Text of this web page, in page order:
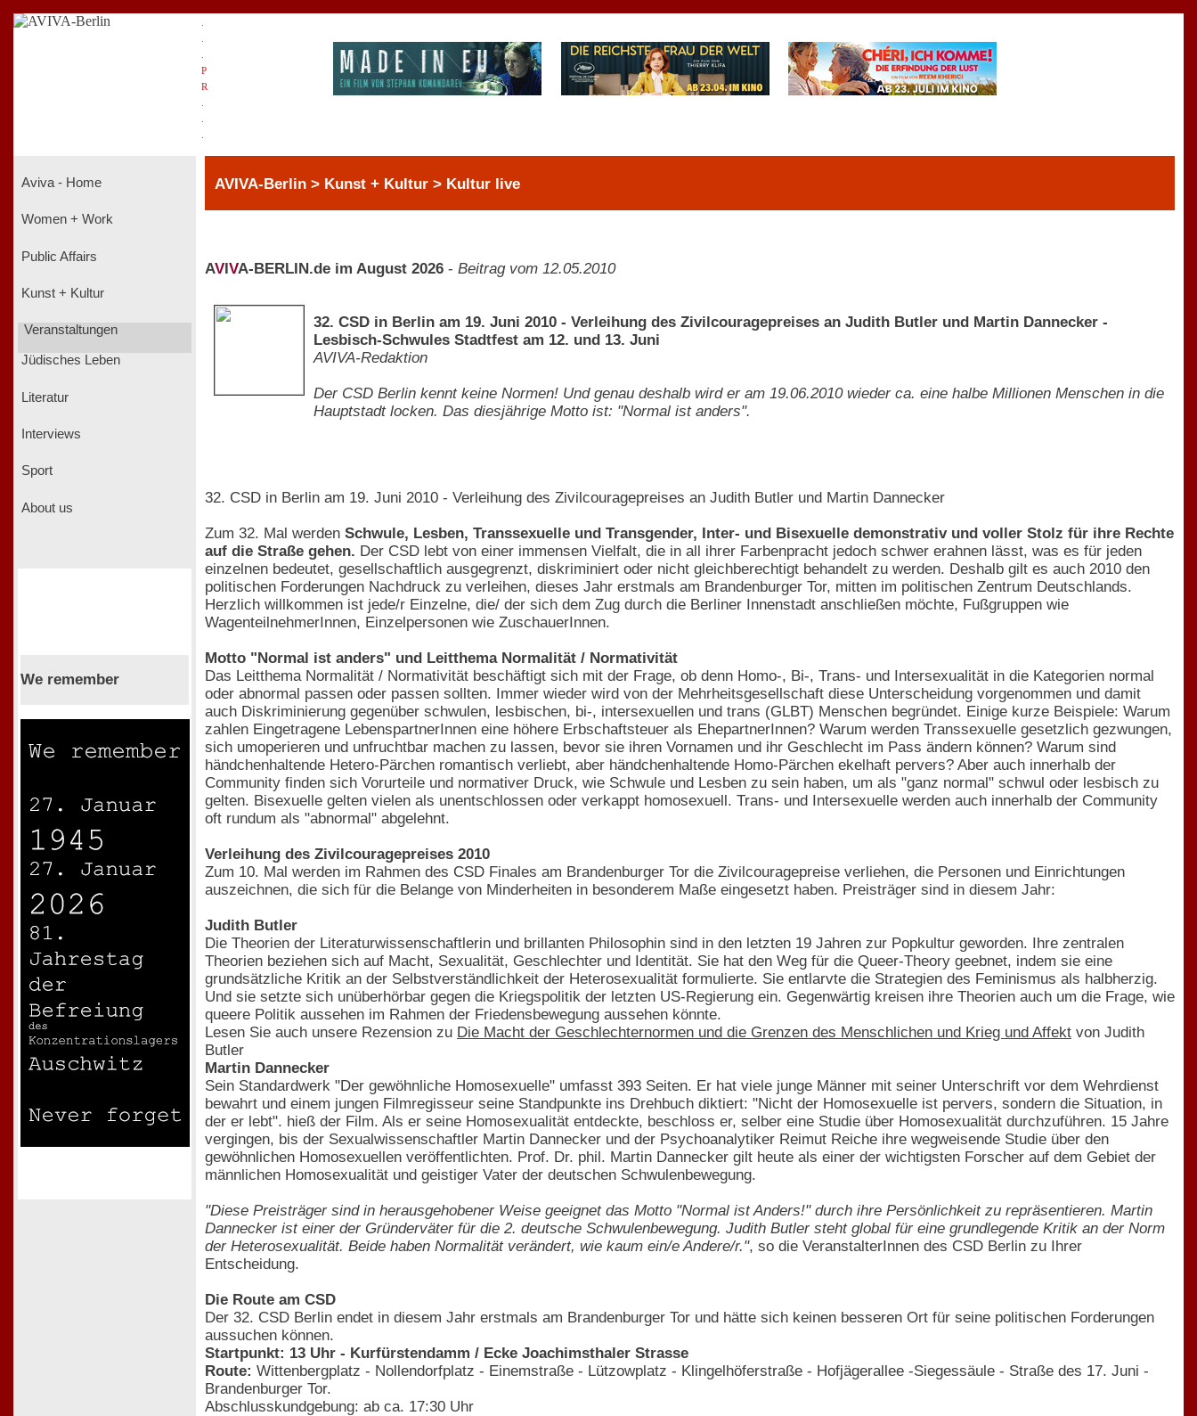
P
R
Aviva - Home
Women + Work
Public Affairs
Kunst + Kultur
Veranstaltungen
Jüdisches Leben
Literatur
Interviews
Sport
About us
We remember
AVIVA-Berlin > Kunst + Kultur > Kultur live
AV VA-BERLIN.de im August 2026 - Beitrag vom 12.05.2010
32. CSD in Berlin am 19. Juni 2010 - Verleihung des Zivilcouragepreises an Judith Butler und Martin Dannecker -
Lesbisch-Schwules Stadtfest am 12. und 13. Juni
AVIVA-Redaktion
Der CSD Berlin kennt keine Normen! Und genau deshalb wird er am 19.06.2010 wieder ca. eine halbe Millionen Menschen in die
Hauptstadt locken. Das diesjährige Motto ist: "Normal ist anders".
32. CSD in Berlin am 19. Juni 2010 - Verleihung des Zivilcouragepreises an Judith Butler und Martin Dannecker
Zum 32. Mal werden Schwule, Lesben, Transsexuelle und Transgender, Inter- und Bisexuelle demonstrativ und voller Stolz für ihre Rechte
auf die Straße gehen. Der CSD lebt von einer immensen Vielfalt, die in all ihrer Farbenpracht jedoch schwer erahnen lässt, was es für jeden
einzelnen bedeutet, gesellschaftlich ausgegrenzt, diskriminiert oder nicht gleichberechtigt behandelt zu werden. Deshalb gilt es auch 2010 den
politischen Forderungen Nachdruck zu verleihen, dieses Jahr erstmals am Brandenburger Tor, mitten im politischen Zentrum Deutschlands.
Herzlich willkommen ist jede/r Einzelne, die/ der sich dem Zug durch die Berliner Innenstadt anschließen möchte, Fußgruppen wie
WagenteilnehmerInnen, Einzelpersonen wie ZuschauerInnen.
Motto "Normal ist anders" und Leitthema Normalität / Normativität
Das Leitthema Normalität / Normativität beschäftigt sich mit der Frage, ob denn Homo-, Bi-, Trans- und Intersexualität in die Kategorien normal
oder abnormal passen oder passen sollten. Immer wieder wird von der Mehrheitsgesellschaft diese Unterscheidung vorgenommen und damit
auch Diskriminierung gegenüber schwulen, lesbischen, bi-, intersexuellen und trans (GLBT) Menschen begründet. Einige kurze Beispiele: Warum
zahlen Eingetragene LebenspartnerInnen eine höhere Erbschaftsteuer als EhepartnerInnen? Warum werden Transsexuelle gesetzlich gezwungen,
sich umoperieren und unfruchtbar machen zu lassen, bevor sie ihren Vornamen und ihr Geschlecht im Pass ändern können? Warum sind
händchenhaltende Hetero-Pärchen romantisch verliebt, aber händchenhaltende Homo-Pärchen ekelhaft pervers? Aber auch innerhalb der
Community finden sich Vorurteile und normativer Druck, wie Schwule und Lesben zu sein haben, um als "ganz normal" schwul oder lesbisch zu
gelten. Bisexuelle gelten vielen als unentschlossen oder verkappt homosexuell. Trans- und Intersexuelle werden auch innerhalb der Community
oft rundum als "abnormal" abgelehnt.
Verleihung des Zivilcouragepreises 2010
Zum 10. Mal werden im Rahmen des CSD Finales am Brandenburger Tor die Zivilcouragepreise verliehen, die Personen und Einrichtungen
auszeichnen, die sich für die Belange von Minderheiten in besonderem Maße eingesetzt haben. Preisträger sind in diesem Jahr:
Judith Butler
Die Theorien der Literaturwissenschaftlerin und brillanten Philosophin sind in den letzten 19 Jahren zur Popkultur geworden. Ihre zentralen
Theorien beziehen sich auf Macht, Sexualität, Geschlechter und Identität. Sie hat den Weg für die Queer-Theory geebnet, indem sie eine
grundsätzliche Kritik an der Selbstverständlichkeit der Heterosexualität formulierte. Sie entlarvte die Strategien des Feminismus als halbherzig.
Und sie setzte sich unüberhörbar gegen die Kriegspolitik der letzten US-Regierung ein. Gegenwärtig kreisen ihre Theorien auch um die Frage, wie
queere Politik aussehen im Rahmen der Friedensbewegung aussehen könnte.
Lesen Sie auch unsere Rezension zu Die Macht der Geschlechternormen und die Grenzen des Menschlichen und Krieg und Affekt von Judith
Butler
Martin Dannecker
Sein Standardwerk "Der gewöhnliche Homosexuelle" umfasst 393 Seiten. Er hat viele junge Männer mit seiner Unterschrift vor dem Wehrdienst
bewahrt und einem jungen Filmregisseur seine Standpunkte ins Drehbuch diktiert: "Nicht der Homosexuelle ist pervers, sondern die Situation, in
der er lebt". hieß der Film. Als er seine Homosexualität entdeckte, beschloss er, selber eine Studie über Homosexualität durchzuführen. 15 Jahre
vergingen, bis der Sexualwissenschaftler Martin Dannecker und der Psychoanalytiker Reimut Reiche ihre wegweisende Studie über den
gewöhnlichen Homosexuellen veröffentlichten. Prof. Dr. phil. Martin Dannecker gilt heute als einer der wichtigsten Forscher auf dem Gebiet der
männlichen Homosexualität und geistiger Vater der deutschen Schwulenbewegung.
"Diese Preisträger sind in herausgehobener Weise geeignet das Motto "Normal ist Anders!" durch ihre Persönlichkeit zu repräsentieren. Martin
Dannecker ist einer der Gründerväter für die 2. deutsche Schwulenbewegung. Judith Butler steht global für eine grundlegende Kritik an der Norm
der Heterosexualität. Beide haben Normalität verändert, wie kaum ein/e Andere/r.", so die VeranstalterInnen des CSD Berlin zu Ihrer
Entscheidung.
Die Route am CSD
Der 32. CSD Berlin endet in diesem Jahr erstmals am Brandenburger Tor und hätte sich keinen besseren Ort für seine politischen Forderungen
aussuchen können.
Startpunkt: 13 Uhr - Kurfürstendamm / Ecke Joachimsthaler Strasse
Route: Wittenbergplatz - Nollendorfplatz - Einemstraße - Lützowplatz - Klingelhöferstraße - Hofjägerallee -Siegessäule - Straße des 17. Juni -
Brandenburger Tor.
Abschlusskundgebung: ab ca. 17:30 Uhr